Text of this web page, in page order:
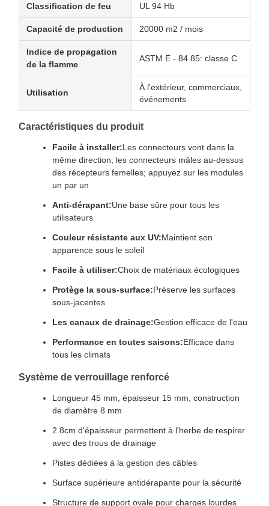
Classification de feu UL 94 Hb
Capacité de production 20000 m2 / mois
Indice de propagation
de la flamme
ASTM E - 84 85: classe C
Utilisation
À l'extérieur, commerciaux,
événements
Caractéristiques du produit
Facile à installer:Les connecteurs vont dans la
même direction; les connecteurs mâles au-dessus
des récepteurs femelles; appuyez sur les modules
un par un
Anti-dérapant:Une base sûre pour tous les
utilisateurs
Couleur résistante aux UV:Maintient son
apparence sous le soleil
Facile à utiliser:Choix de matériaux écologiques
Protège la sous-surface:Préserve les surfaces
sous-jacentes
Les canaux de drainage:Gestion efficace de l'eau
Performance en toutes saisons:Efficace dans
tous les climats
Système de verrouillage renforcé
Longueur 45 mm, épaisseur 15 mm, construction
de diamètre 8 mm
2.8cm d'épaisseur permettent à l'herbe de respirer
avec des trous de drainage
Pistes dédiées à la gestion des câbles
Surface supérieure antidérapante pour la sécurité
Structure de support ovale pour charges lourdes